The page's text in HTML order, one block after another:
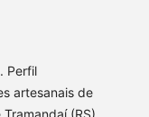
Perfil
artesanais de
(RS),